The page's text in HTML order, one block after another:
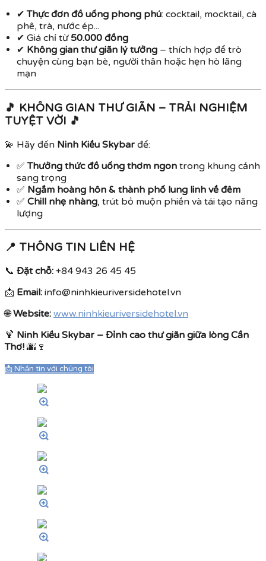
✔Thực đơn đồ uống phong phú: cocktail, mocktail, cà
phê, trà, nước ép...
✔ Giá chỉ từ 50.000 đồng
✔ Không gian thư giãn lý tưởng – thích hợp để trò
chuyện cùng bạn bè, người thân hoặc hẹn hò lãng
mạn
🎵 KHÔNG GIAN THƯ GIÃN – TRẢI NGHIỆM
TUYỆT VỜI 🎵
💫 Hãy đến Ninh Kiều Skybar để:
✅Thưởng thức đồ uống thơm ngon trong khung cảnh
sang trọng
✅ Ngắm hoàng hôn & thành phố lung linh về đêm
✅ Chill nhẹ nhàng, trút bỏ muộn phiền và tái tạo năng
lượng
📍 THÔNG TIN LIÊN HỆ
📞 Đặt chỗ: +84 943 26 45 45
📩 Email: info@ninhkieuriversidehotel.vn
🌐Website: www.ninhkieuriversidehotel.vn
🍹 Ninh Kiều Skybar – Đỉnh cao thư giãn giữa lòng Cần
Thơ! 🌆🍷
📩 Nhắn tin với chúng tôi